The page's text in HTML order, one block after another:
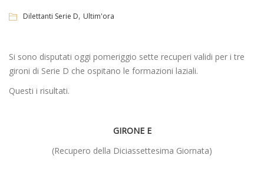
Dilettanti Serie D, Ultim'ora
Si sono disputati oggi pomeriggio sette recuperi validi per i tre
gironi di Serie D che ospitano le formazioni laziali.
Questi i risultati.
GIRONE E
(Recupero della Diciassettesima Giornata)